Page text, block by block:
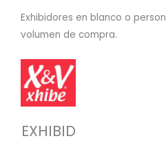
Exhibidores en blanco o
volumen de compra.
EXHIBID